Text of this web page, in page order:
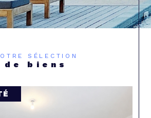
NOTRE SÉLECTION
de biens